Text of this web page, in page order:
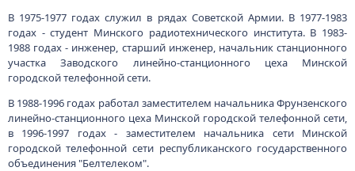
В 1975-1977 годах служил в рядах Советской Армии. В 1977-1983
годах - студент Минского радиотехнического института. В 1983-
1988 годах - инженер, старший инженер, начальник станционного
участка Заводского линейно-станционного цеха Минской
городской телефонной сети.
В 1988-1996 годах работал заместителем начальника Фрунзенского
линейно-станционного цеха Минской городской телефонной сети,
в 1996-1997 годах - заместителем начальника сети Минской
городской телефонной сети республиканского государственного
объединения "Белтелеком".